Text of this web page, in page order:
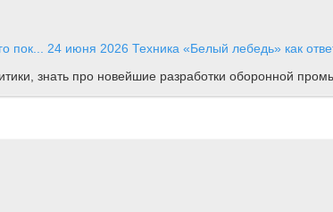
пок... 24 июня 2026 Техника «Белый лебедь» как
знать про новейшие разработки оборонной